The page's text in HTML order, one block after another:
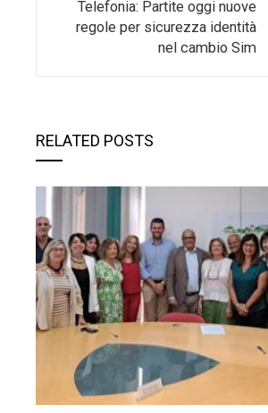
Telefonia: Partite oggi nuove
regole per sicurezza identità
nel cambio Sim
RELATED POSTS